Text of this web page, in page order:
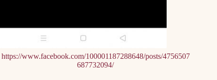
https://www.facebook.com/100001187288648/posts/4756507
687732094/